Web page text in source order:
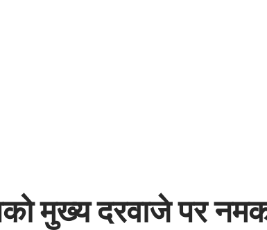
मुख्य दरवाजे पर